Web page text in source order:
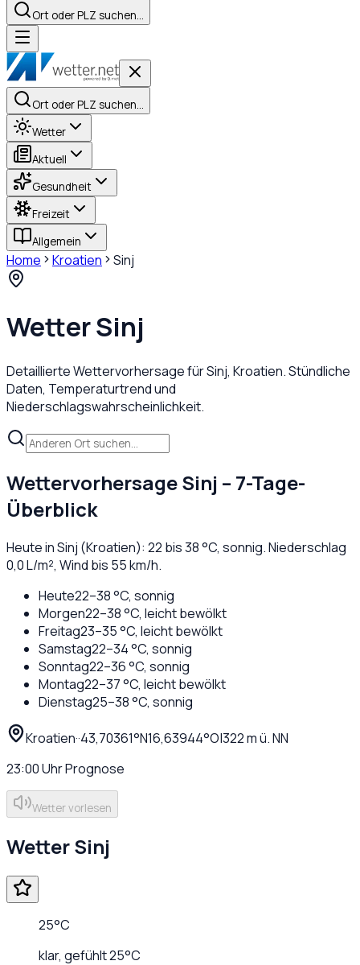
Ort oder PLZ suchen…
Ort oder PLZ suchen…
Wetter
Aktuell
Gesundheit
Freizeit
Allgemein
Home Kroatien Sinj
WetterSinj
Detaillierte Wettervorhersage fürSinj, Kroatien. Stündliche
Daten, Temperaturtrend und
Niederschlagswahrscheinlichkeit.
WettervorhersageSinj – 7-Tage-
Überblick
Heute inSinj (Kroatien): 22 bis38°C, sonnig. Niederschlag
0,0L/m², Wind bis 55km/h.
Heute22–38°C, sonnig
Morgen22–38°C, leicht bewölkt
Freitag23–35°C, leicht bewölkt
Samstag22–34°C, sonnig
Sonntag22–36°C, sonnig
Montag22–37°C, leicht bewölkt
Dienstag25–38°C, sonnig
Kroatien··43,70361°N16,63944°O|322m ü. NN
23:00UhrPrognose
Wetter vorlesen
WetterSinj
25°C
klar, gefühlt25°C